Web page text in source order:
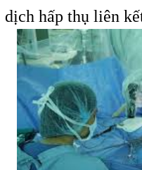
dịch hấp thụ liên